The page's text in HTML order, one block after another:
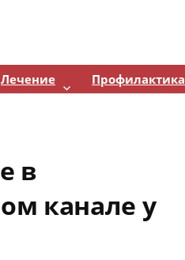
Лечение Профилактика
в
канале у